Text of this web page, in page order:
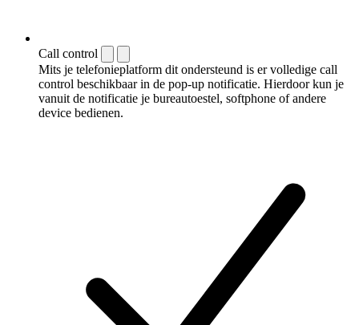
Call control
Mits je telefonieplatform dit ondersteund is er volledige call
control beschikbaar in de pop-up notificatie. Hierdoor kun je
vanuit de notificatie je bureautoestel, softphone of andere
device bedienen.